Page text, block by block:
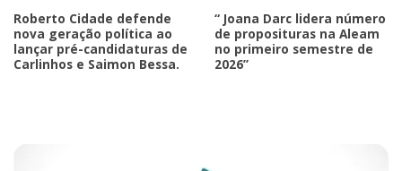
Roberto Cidade defende
nova geração política ao
lançar pré-candidaturas de
Carlinhos e Saimon Bessa.
“ Joana Darc lidera número
de proposituras na Aleam
no primeiro semestre de
2026”